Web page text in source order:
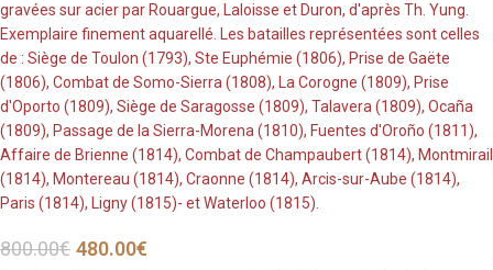
gravées sur acier par Rouargue, Laloisse et Duron, d'après Th. Yung.
Exemplaire finement aquarellé. Les batailles représentées sont celles
de : Siège de Toulon (1793), Ste Euphémie (1806), Prise de Gaëte
(1806), Combat de Somo-Sierra (1808), La Corogne (1809), Prise
d'Oporto (1809), Siège de Saragosse (1809), Talavera (1809), Ocaña
(1809), Passage de la Sierra-Morena (1810), Fuentes d'Oroño (1811),
Affaire de Brienne (1814), Combat de Champaubert (1814), Montmirail
(1814), Montereau (1814), Craonne (1814), Arcis-sur-Aube (1814),
Paris (1814), Ligny (1815)- et Waterloo (1815).
800.00€ 480.00€